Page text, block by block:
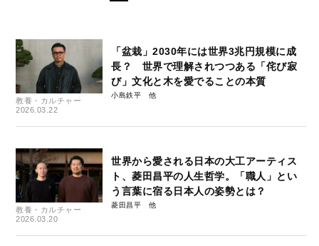
教養・カルチャー
2026.03.22
「盆栽」2030年には世界3兆円規模に成
長？ 世界で理解されつつある「侘び寂
び」文化と木を愛でることの本質
小島鉄平
教養・カルチャー
2026.03.20
世界から愛される日本の大工アーティス
ト、菱田昌平の人生哲学。「職人」とい
う言葉に宿る日本人の姿勢とは？
菱田昌平